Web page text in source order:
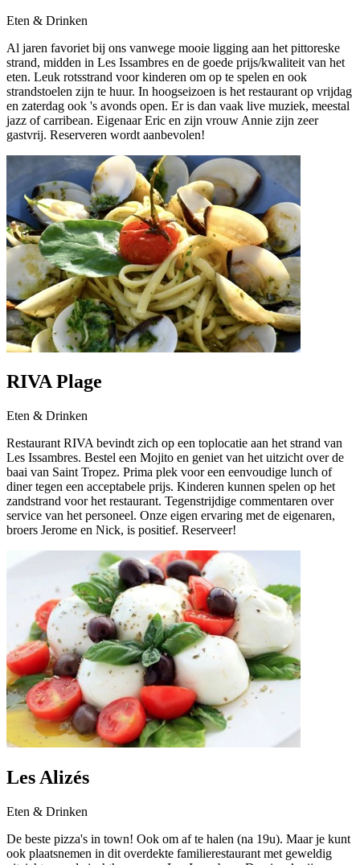
Eten & Drinken
Al jaren favoriet bij ons vanwege mooie ligging aan het pittoreske
strand, midden in Les Issambres en de goede prijs/kwaliteit van het
eten. Leuk rotsstrand voor kinderen om op te spelen en ook
strandstoelen zijn te huur. In hoogseizoen is het restaurant op vrijdag
en zaterdag ook 's avonds open. Er is dan vaak live muziek, meestal
jazz of carribean. Eigenaar Eric en zijn vrouw Annie zijn zeer
gastvrij. Reserveren wordt aanbevolen!
RIVA Plage
Eten & Drinken
Restaurant RIVA bevindt zich op een toplocatie aan het strand van
Les Issambres. Bestel een Mojito en geniet van het uitzicht over de
baai van Saint Tropez. Prima plek voor een eenvoudige lunch of
diner tegen een acceptabele prijs. Kinderen kunnen spelen op het
zandstrand voor het restaurant. Tegenstrijdige commentaren over
service van het personeel. Onze eigen ervaring met de eigenaren,
broers Jerome en Nick, is positief. Reserveer!
Les Alizés
Eten & Drinken
De beste pizza's in town! Ook om af te halen (na 19u). Maar je kunt
ook plaatsnemen in dit overdekte familierestaurant met geweldig